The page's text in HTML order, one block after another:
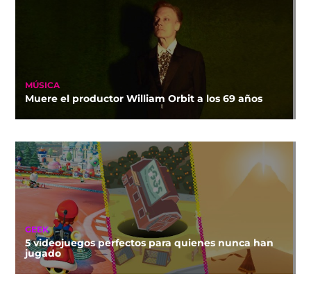
MÚSICA
Muere el productor William Orbit a los 69 años
GEEK
5 videojuegos perfectos para quienes nunca han
jugado